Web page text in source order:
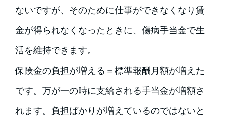
ないですが、そのために仕事ができなくなり賃
金が得られなくなったときに、傷病手当金で生
活を維持できます。
保険金の負担が増える＝標準報酬月額が増えた
です。万が一の時に支給される手当金が増額さ
れます。負担ばかりが増えているのではないと